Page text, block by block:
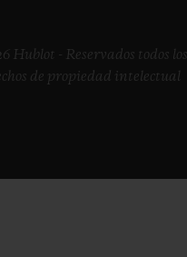
Hublot - Reservados todos los
de propiedad intelectual